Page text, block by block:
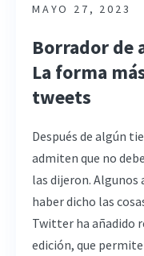
MAYO 27, 2023
Borrador de
La forma
tweets
Después de algún
admiten que no
las dijeron. Algunos
haber dicho las
Twitter ha añadido
edición, que